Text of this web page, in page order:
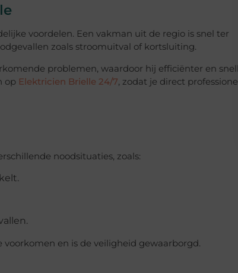
voordelen. Een vakman uit de regio is snel ter
zoals stroomuitval of kortsluiting.
problemen, waardoor hij efficiënter en
op Elektricien Brielle 24/7, zodat je direct
noodsituaties, zoals:
en is de veiligheid gewaarborgd.